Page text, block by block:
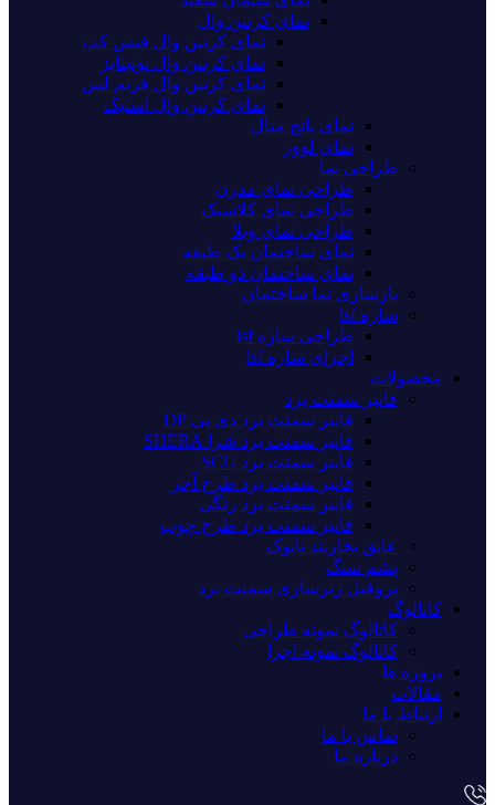
نمای کرتین وال
نمای کرتین وال فیس کپ
نمای کرتین وال یونیتایز
نمای کرتین وال فریم لس
نمای کرتین وال استیک
نمای پانچ متال
نمای لوور
طراحی نما
طراحی نمای مدرن
طراحی نمای کلاسیک
طراحی نمای ویلا
نمای ساختمان یک طبقه
نمای ساختمان دو طبقه
بازسازی نما ساختمان
سازه lsf
طراحی سازه lsf
اجرای سازه lsf
محصولات
فایبر سمنت برد
فایبر سمنت برد دی پی DP
فایبر سمنت برد شرا SHERA
فایبر سمنت برد SCG
فایبر سمنت برد طرح آجر
فایبر سمنت برد رنگی
فایبر سمنت برد طرح چوب
عایق بخاربند تایوک
پشم سنگ
پروفیل زیرسازی سمنت برد
کاتالوگ
کاتالوگ نمونه طراحی
کاتالوگ نمونه اجرا
پروژه ها
مقالات
ارتباط با ما
تماس با ما
درباره ما